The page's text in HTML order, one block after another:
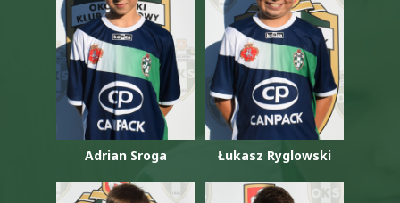
Adrian Sroga Łukasz Ryglowski